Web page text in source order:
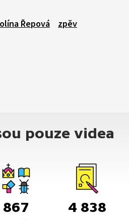
Řepová
zpěv
pouze videa
867 4 838